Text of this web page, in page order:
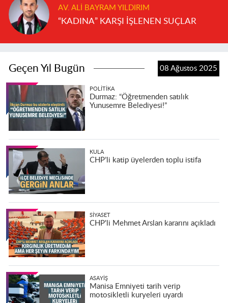
AV. ALI BAYRAM YILDIRIM
“KADINA” KARŞI İŞLENEN SUÇLAR
Geçen Yıl Bugün 08 Ağustos 2025
POLITIKA
Durmaz: “Öğretmenden satılık
Yunusemre Belediyesi!”
KULA
CHP’li katip üyelerden toplu istifa
SIYASET
CHP'li Mehmet Arslan kararını açıkladı
ASAYIŞ
Manisa Emniyeti tarih verip
motosikletli kuryeleri uyardı